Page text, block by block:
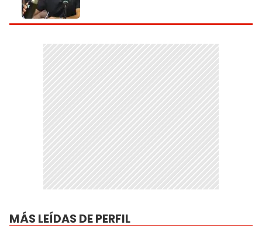
MÁS LEÍDAS DE PERFIL